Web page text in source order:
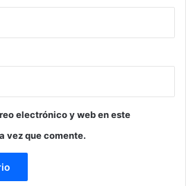
electrónico y web en este
vez que comente.